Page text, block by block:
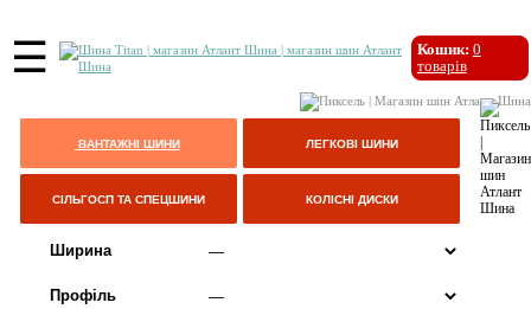
☰ Кошик: 0
товарів
ВАНТАЖНІ ШИНИ ЛЕГКОВІ ШИНИ
СІЛЬГОСП ТА СПЕЦШИНИ КОЛІСНІ ДИСКИ
Ширина
Профіль